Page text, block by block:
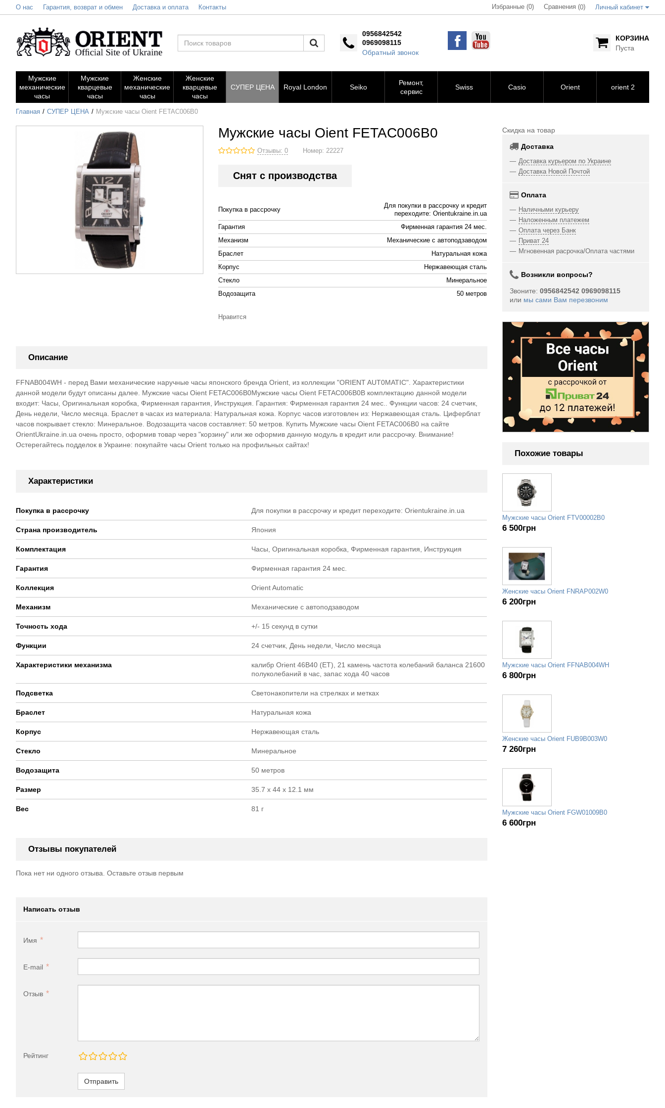
О нас Гарантия, возврат и обмен Доставка и оплата Контакты Избранные (0) Сравнения (0) Личный кабинет
0956842542
0969098115
Обратный звонок
КОРЗИНА
Пуста
Мужские
механические
часы
Мужские
кварцевые
часы
Женские
механические
часы
Женские
кварцевые
часы
СУПЕР ЦЕНА Royal London Seiko
Ремонт,
сервис
Swiss Casio Orient orient 2
Главная СУПЕР ЦЕНА Мужские часы Oient FETAC006B0
Мужские часы Oient FETAC006B0
Отзывы: 0 Номер:22227
Снят с производства
Покупка в рассрочку
Для покупки в рассрочку и кредит
переходите: Orientukraine.in.ua
Гарантия
Фирменная гарантия 24 мес.
Механизм
Механические с автоподзаводом
Браслет
Натуральная кожа
Корпус
Нержавеющая сталь
Стекло
Минеральное
Водозащита
50 метров
Нравится
Описание
FFNAB004WH - перед Вами механические наручные часы японского бренда Orient, из коллекции "ORIENT AUT0MATIC". Характеристики
данной модели будут описаны далее. Мужские часы Oient FETAC006B0Мужские часы Oient FETAC006B0В комплектацию данной модели
входит: Часы, Оригинальная коробка, Фирменная гарантия, Инструкция. Гарантия: Фирменная гарантия 24 мес.. Функции часов: 24 счетчик,
День недели, Число месяца. Браслет в часах из материала: Натуральная кожа. Корпус часов изготовлен из: Нержавеющая сталь. Циферблат
часов покрывает стекло: Минеральное. Водозащита часов составляет: 50 метров. Купить Мужские часы Oient FETAC006B0 на сайте
OrientUkraine.in.ua очень просто, оформив товар через "корзину" или же оформив данную модуль в кредит или рассрочку. Внимание!
Остерегайтесь подделок в Украине: покупайте часы Orient только на профильных сайтах!
Характеристики
Покупка в рассрочку Для покупки в рассрочку и кредит переходите: Orientukraine.in.ua
Страна производитель Япония
Комплектация Часы, Оригинальная коробка, Фирменная гарантия, Инструкция
Гарантия Фирменная гарантия 24 мес.
Коллекция Orient Automatic
Механизм Механические с автоподзаводом
Точность хода +/- 15 секунд в сутки
Функции 24 счетчик, День недели, Число месяца
Характеристики механизма
калибр Orient 46B40 (ET), 21 камень частота колебаний баланса 21600
полуколебаний в час, запас хода 40 часов
Подсветка Светонакопители на стрелках и метках
Браслет Натуральная кожа
Корпус Нержавеющая сталь
Стекло Минеральное
Водозащита 50 метров
Размер 35.7 х 44 х 12.1 мм
Вес 81 г
Отзывы покупателей
Пока нет ни одного отзыва. Оставьте отзыв первым
Написать отзыв
Имя
E-mail
Отзыв
Рейтинг
Отправить
Скидка на товар
Доставка
Доставка курьером по Украине
Доставка Новой Почтой
Оплата
Наличными курьеру
Наложенным платежем
Оплата через Банк
Приват 24
Мгновенная расрочка/Оплата частями
Возникли вопросы?
Звоните: 0956842542 0969098115
или мы сами Вам перезвоним
Похожие товары
Мужские часы Orient FTV00002B0
6 500грн
Женские часы Orient FNRAP002W0
6 200грн
Мужские часы Orient FFNAB004WH
6 800грн
Женские часы Orient FUB9B003W0
7 260грн
Мужские часы Orient FGW01009B0
6 600грн